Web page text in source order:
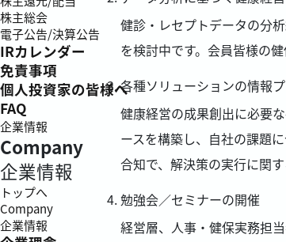
株主総会
電子公告/決算公告
IRカレンダー
免責事項
個人投資家の皆様へ
FAQ
企業情報
Company
企業情報
トップへ
Company
企業情報
健診・レセプトデータの分
を検討中です。会員皆様の
各種ソリューションの情報
健康経営の成果創出に必要
ースを構築し、自社の課題
合知で、解決策の実行に関
勉強会／セミナーの開催
経営層、人事・健保実務担